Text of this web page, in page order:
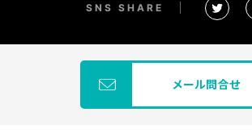
SNS SHARE
メール問合せ